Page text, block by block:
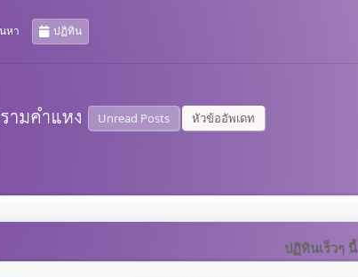
หา ปฏิทิน
Unread Posts หัวข้ออัพเดท
ปฏิทินเร็วๆ นี้